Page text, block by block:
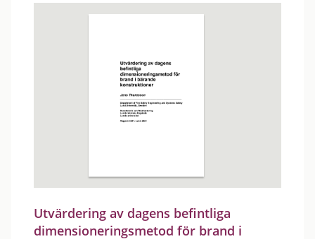
Utvärdering av dagens befintliga
dimensioneringsmetod för brand i